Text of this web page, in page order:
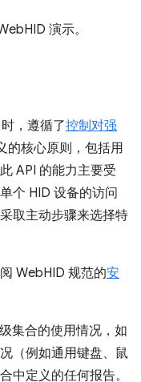
演示。
，遵循了控制对强
的核心原则，包括用
API 的能力主要受
个 HID 设备的访问
取主动步骤来选择特
WebHID 规范的安
集合的使用情况，如
（例如通用键盘、鼠
中定义的任何报告。